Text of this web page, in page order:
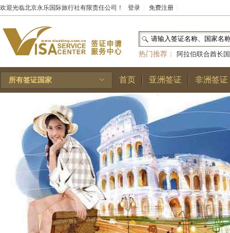
欢迎光临北京永乐国际旅行社有限责任公司！ 登录 免费注册
热门推荐：
阿拉伯联合酋长国
和国|布基纳法索|巴勒斯坦
林王国|安道尔公国|
所有签证国家 首页 亚洲签证 非洲签证